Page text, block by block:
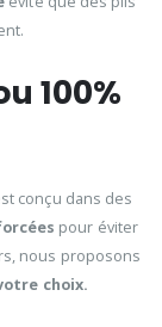
100%
conçu dans des
pour éviter
nous proposons
choix.